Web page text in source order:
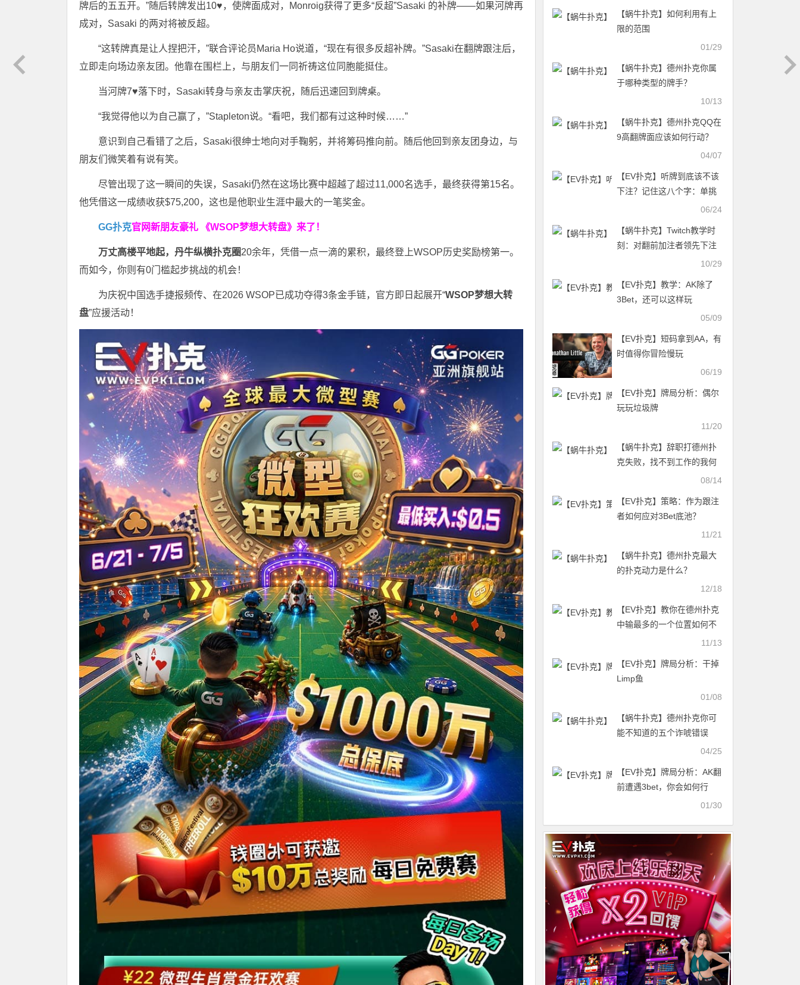
牌后的五五开。”随后转牌发出10♥，使牌面成对，Monroig获得了更多“反超”Sasaki 的补牌——如果河牌再
成对，Sasaki 的两对将被反超。
“这转牌真是让人捏把汗，”联合评论员Maria Ho说道，“现在有很多反超补牌。”Sasaki在翻牌跟注后，
立即走向场边亲友团。他靠在围栏上，与朋友们一同祈祷这位同胞能挺住。
当河牌7♥落下时，Sasaki转身与亲友击掌庆祝，随后迅速回到牌桌。
“我觉得他以为自己赢了，”Stapleton说。“看吧，我们都有过这种时候……”
意识到自己看错了之后，Sasaki很绅士地向对手鞠躬，并将筹码推向前。随后他回到亲友团身边，与
朋友们微笑着有说有笑。
尽管出现了这一瞬间的失误，Sasaki仍然在这场比赛中超越了超过11,000名选手，最终获得第15名。
他凭借这一成绩收获$75,200，这也是他职业生涯中最大的一笔奖金。
GG扑克官网新朋友豪礼 《WSOP梦想大转盘》来了！
万丈高楼平地起，丹牛纵横扑克圈20余年，凭借一点一滴的累积，最终登上WSOP历史奖励榜第一。
而如今，你则有0门槛起步挑战的机会！
为庆祝中国选手捷报频传、在2026 WSOP已成功夺得3条金手链，官方即日起展开“WSOP梦想大转
盘”应援活动！
【蜗牛扑克】如何利用有上
限的范围
01/29
【蜗牛扑克】德州扑克你属
于哪种类型的牌手？
10/13
【蜗牛扑克】德州扑克QQ在
9高翻牌面应该如何行动？
04/07
【EV扑克】听牌到底该不该
下注？记住这八个字：单挑
06/24
【蜗牛扑克】Twitch教学时
刻：对翻前加注者领先下注
10/29
【EV扑克】教学：AK除了
3Bet，还可以这样玩
05/09
【EV扑克】短码拿到AA，有
时值得你冒险慢玩
06/19
【EV扑克】牌局分析：偶尔
玩玩垃圾牌
11/20
【蜗牛扑克】辞职打德州扑
克失败，找不到工作的我何
08/14
【EV扑克】策略：作为跟注
者如何应对3Bet底池？
11/21
【蜗牛扑克】德州扑克最大
的扑克动力是什么？
12/18
【EV扑克】教你在德州扑克
中输最多的一个位置如何不
11/13
【EV扑克】牌局分析：干掉
Limp鱼
01/08
【蜗牛扑克】德州扑克你可
能不知道的五个诈唬错误
04/25
【EV扑克】牌局分析：AK翻
前遭遇3bet，你会如何行
01/30